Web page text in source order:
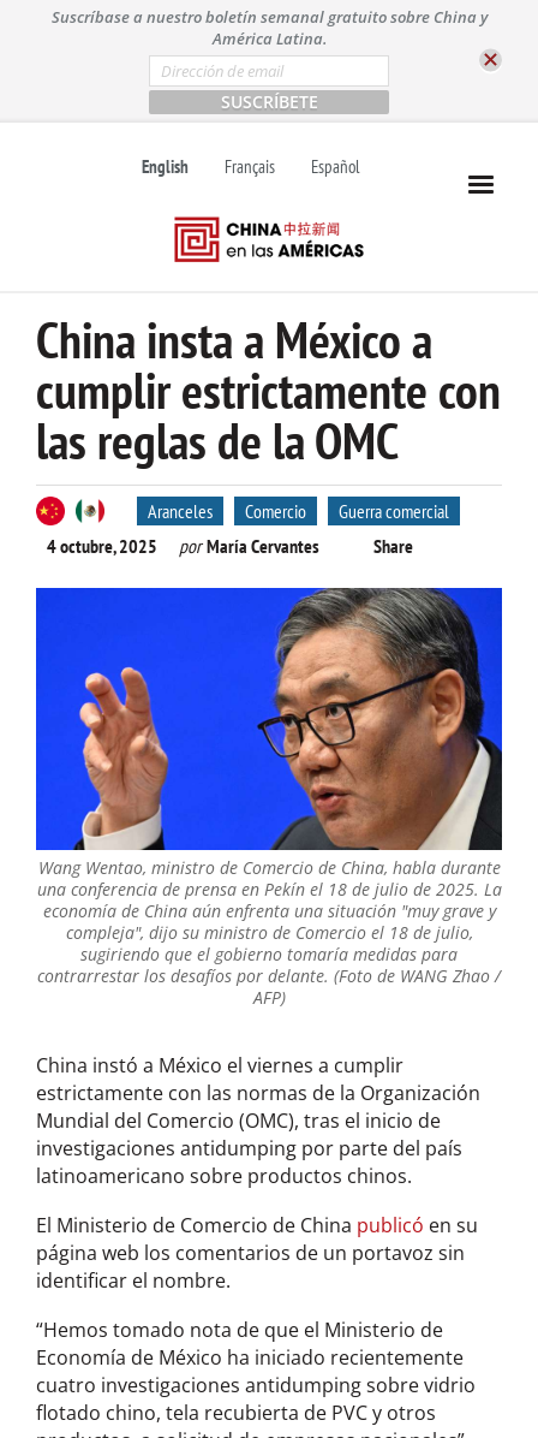
t
Suscríbase a nuestro boletín semanal gratuito sobre China y
América Latina.
E
m
a
i
*
English Français Español
China insta a México a
cumplir estrictamente con
las reglas de la OMC
Aranceles Comercio
Guerra comercial
4 octubre, 2025
porMaría Cervantes Share
Wang Wentao, ministro de Comercio de China, habla durante
una conferencia de prensa en Pekín el 18 de julio de 2025. La
economía de China aún enfrenta una situación "muy grave y
compleja", dijo su ministro de Comercio el 18 de julio,
sugiriendo que el gobierno tomaría medidas para
contrarrestar los desafíos por delante. (Foto de WANG Zhao /
AFP)
China instó a México el viernes a cumplir
estrictamente con las normas de la Organización
Mundial del Comercio (OMC), tras el inicio de
investigaciones antidumping por parte del país
latinoamericano sobre productos chinos.
El Ministerio de Comercio de China publicó en su
página web los comentarios de un portavoz sin
identificar el nombre.
“Hemos tomado nota de que el Ministerio de
Economía de México ha iniciado recientemente
cuatro investigaciones antidumping sobre vidrio
flotado chino, tela recubierta de PVC y otros